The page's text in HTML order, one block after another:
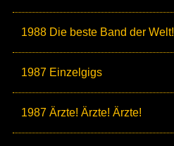
1988 Die beste Band der Welt!
1987 Einzelgigs
1987 Ärzte! Ärzte! Ärzte!